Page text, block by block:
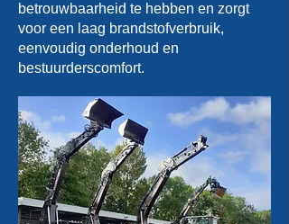
betrouwbaarheid te hebben en zorgt
voor een laag brandstofverbruik,
eenvoudig onderhoud en
bestuurderscomfort.